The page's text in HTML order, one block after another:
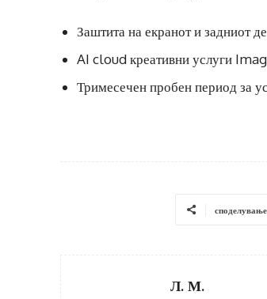
Заштита на екранот и задниот
AI cloud креативни услуги
Тримесечен пробен период за
споделување
Л. М.